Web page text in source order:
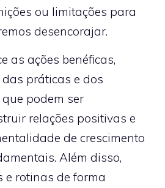
ou limitações para
desencorajar.
as ações benéficas,
práticas e dos
podem ser
relações positivas e
de crescimento
Além disso,
e rotinas de forma